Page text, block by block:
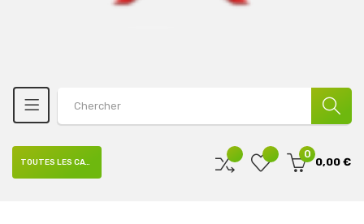
0
0,00 €
TOUTES LES CATÉGORIES